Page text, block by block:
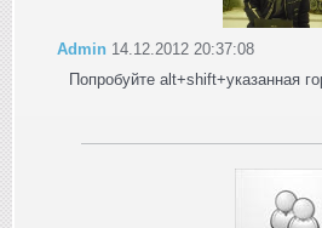
Admin 14.12.2012 20:37:08
Попробуйте alt+shift+указанная